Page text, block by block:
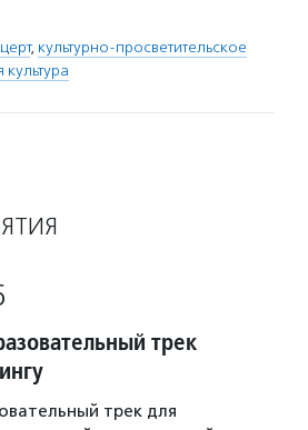
, культурно-просветительское
культура
трек
трек для